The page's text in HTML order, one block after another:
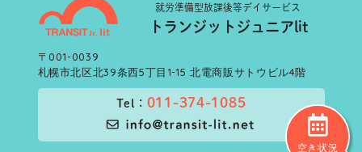
就労準備型放課後等デイサービス
トランジットジュニアlit
〒001-0039
札幌市北区北39条西5丁目1-15 北電商販サトウビル4階
Tel： 011-374-1085
空き状況